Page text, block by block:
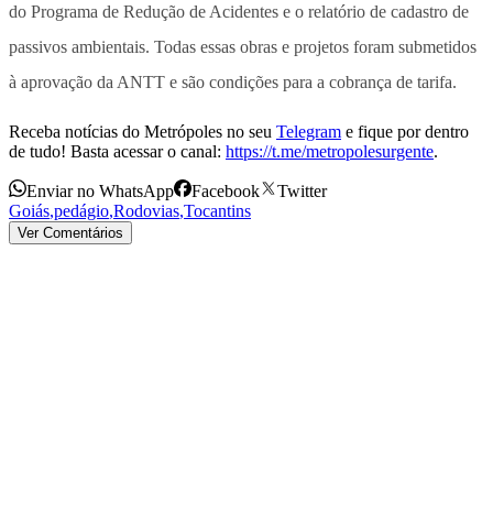
do Programa de Redução de Acidentes e o relatório de cadastro de
passivos ambientais. Todas essas obras e projetos foram submetidos
à aprovação da ANTT e são condições para a cobrança de tarifa.
Receba notícias do Metrópoles no seu Telegram e fique por dentro
de tudo! Basta acessar o canal: https://t.me/metropolesurgente.
Enviar no WhatsApp Facebook
Twitter
Goiás,pedágio,Rodovias,Tocantins
Ver Comentários